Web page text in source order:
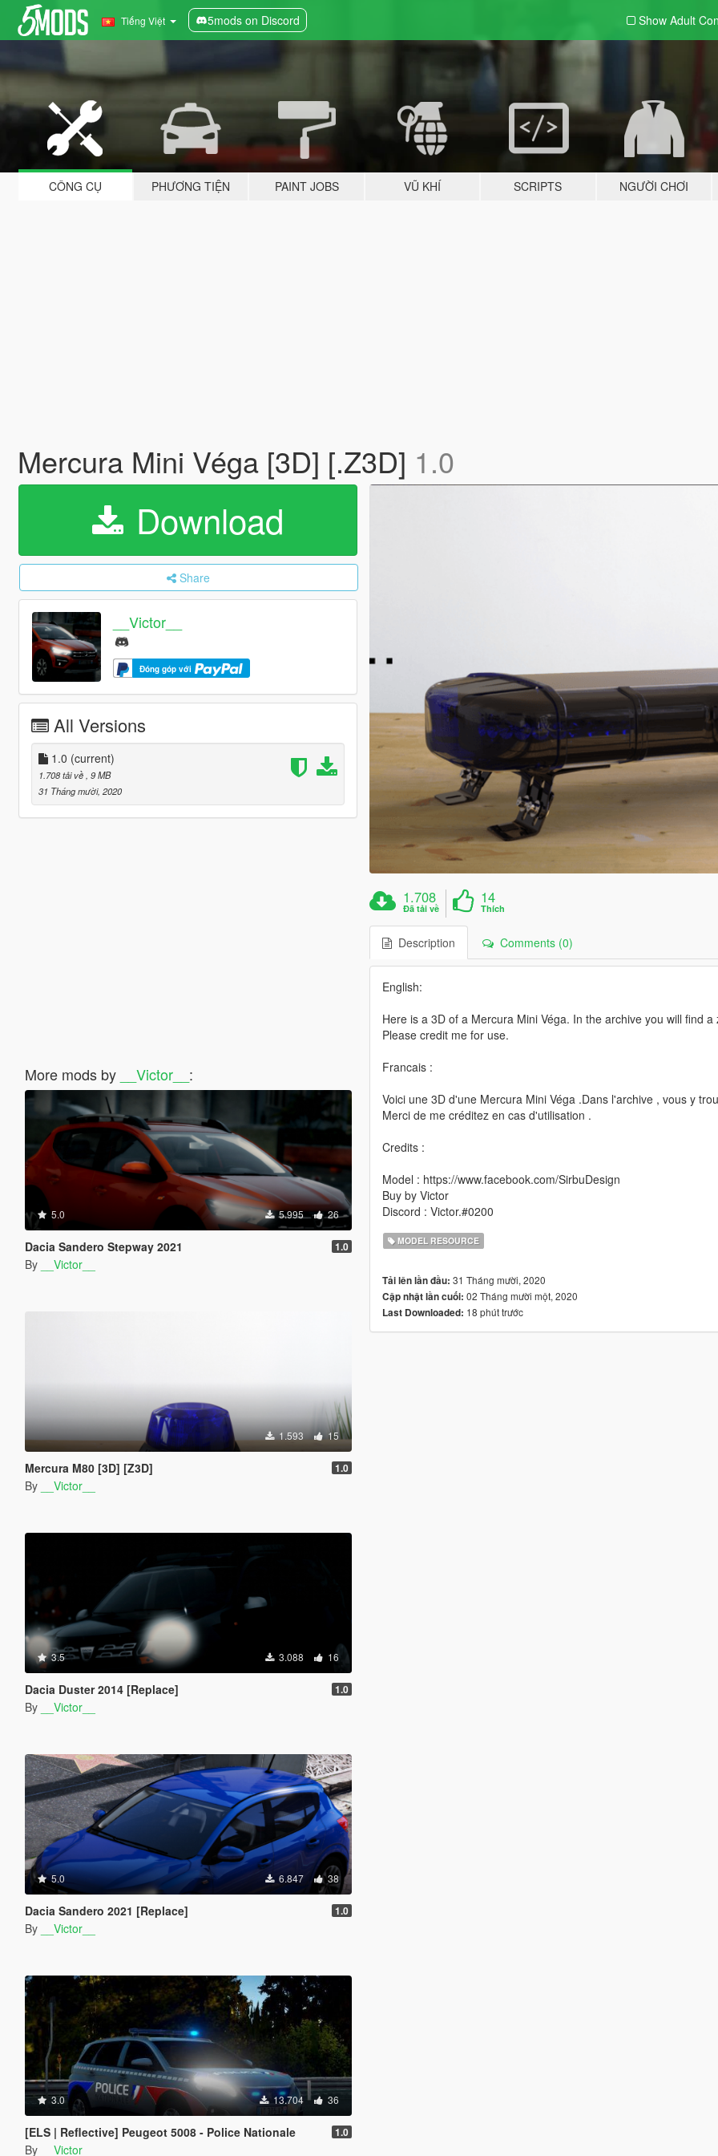
Tiếng Việt 5mods on Discord Show Adult
CÔNG CỤ PHƯƠNG TIỆN PAINT JOBS VŨ KHÍ SCRIPTS NGƯỜI CHƠI
Mercura Mini Véga [3D] [.Z3D] 1.0
Download
Share
__Victor__
Đóng góp với
All Versions
1.0 (current)
1.708 tải về , 9 MB
31 Tháng mười, 2020
More mods by __Victor__ :
5.0 5.995 26
Dacia Sandero Stepway 2021 1.0
By __Victor__
1.593 15
Mercura M80 [3D] [Z3D] 1.0
By __Victor__
3.5 3.088 16
Dacia Duster 2014 [Replace] 1.0
By __Victor__
5.0 6.847 38
Dacia Sandero 2021 [Replace] 1.0
By __Victor__
3.0 13.704 36
[ELS | Reflective] Peugeot 5008 - Police Nationale 1.0
By __Victor__
1.708
Đã tải về
14
Thích
Description Comments (0)
English:
Here is a 3D of a Mercura Mini Véga. In the archive you will find a
Please credit me for use.
Francais :
Voici une 3D d'une Mercura Mini Véga .Dans l'archive , vous y
Merci de me créditez en cas d'utilisation .
Credits :
Model : https://www.facebook.com/SirbuDesign
Buy by Victor
Discord : Victor.#0200
MODEL RESOURCE
Tải lên lần đầu: 31 Tháng mười, 2020
Cập nhật lần cuối: 02 Tháng mười một, 2020
Last Downloaded: 18 phút trước